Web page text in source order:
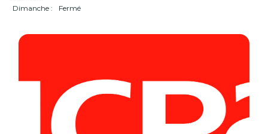
Dimanche :
Fermé